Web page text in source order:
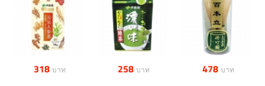
318 บาท 258 บาท 478 บาท